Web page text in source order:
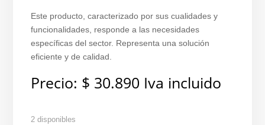
Este producto, caracterizado por sus cualidades y
funcionalidades, responde a las necesidades
específicas del sector. Representa una solución
eficiente y de calidad.
Precio: $ 30.890 Iva incluido
2 disponibles